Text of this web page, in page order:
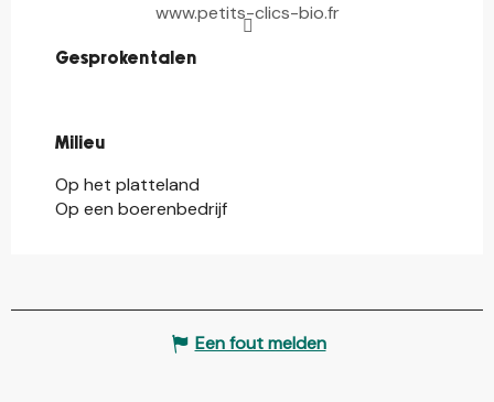
www.petits-clics-bio.fr
Gesproken talen
Gesproken talen
Milieu
Milieu
Op het platteland
Op een boerenbedrijf
Een fout melden